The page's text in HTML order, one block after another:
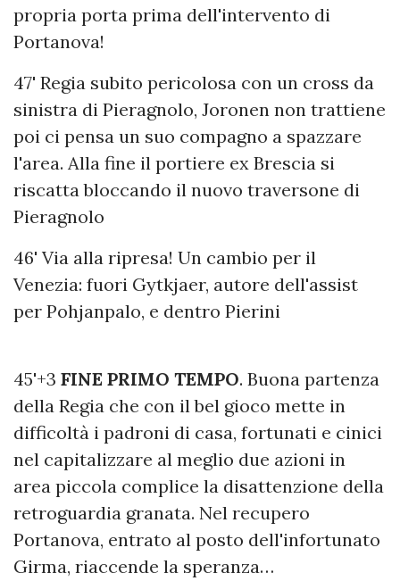
propria porta prima dell'intervento di
Portanova!
47' Regia subito pericolosa con un cross da
sinistra di Pieragnolo, Joronen non trattiene
poi ci pensa un suo compagno a spazzare
l'area. Alla fine il portiere ex Brescia si
riscatta bloccando il nuovo traversone di
Pieragnolo
46' Via alla ripresa! Un cambio per il
Venezia: fuori Gytkjaer, autore dell'assist
per Pohjanpalo, e dentro Pierini
45'+3 FINE PRIMO TEMPO. Buona partenza
della Regia che con il bel gioco mette in
difficoltà i padroni di casa, fortunati e cinici
nel capitalizzare al meglio due azioni in
area piccola complice la disattenzione della
retroguardia granata. Nel recupero
Portanova, entrato al posto dell'infortunato
Girma, riaccende la speranza…